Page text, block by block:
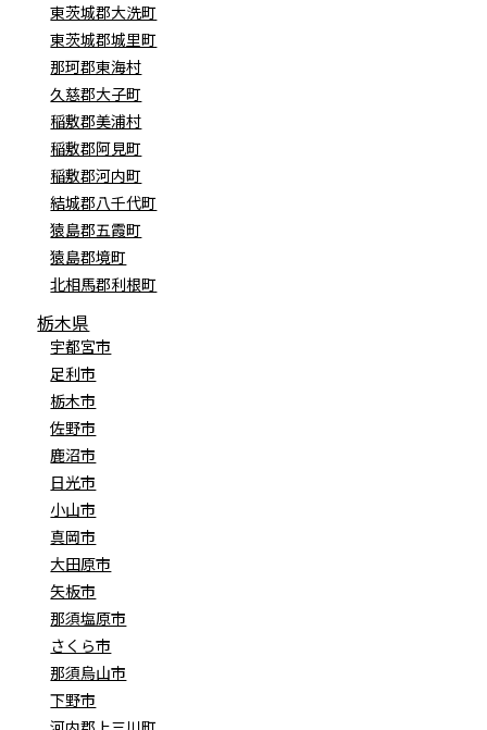
東茨城郡大洗町
東茨城郡城里町
那珂郡東海村
久慈郡大子町
稲敷郡美浦村
稲敷郡阿見町
稲敷郡河内町
結城郡八千代町
猿島郡五霞町
猿島郡境町
北相馬郡利根町
栃木県
宇都宮市
足利市
栃木市
佐野市
鹿沼市
日光市
小山市
真岡市
大田原市
矢板市
那須塩原市
さくら市
那須烏山市
下野市